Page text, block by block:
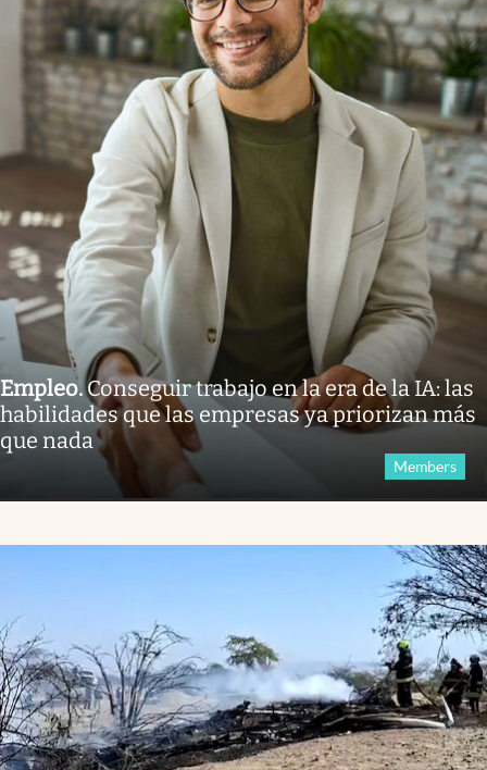
Empleo.Conseguir trabajo en la era de la IA: las
habilidades que las empresas ya priorizan más
que nada
Members